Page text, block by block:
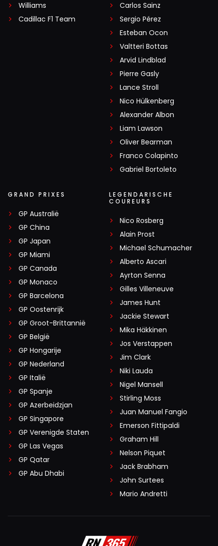
Williams
Cadillac F1 Team
Carlos Sainz
Sergio Pérez
Esteban Ocon
Valtteri Bottas
Arvid Lindblad
Pierre Gasly
Lance Stroll
Nico Hülkenberg
Alexander Albon
Liam Lawson
Oliver Bearman
Franco Colapinto
Gabriel Bortoleto
GRAND PRIXES
GP Australië
GP China
GP Japan
GP Miami
GP Canada
GP Monaco
GP Barcelona
GP Oostenrijk
GP Groot-Brittannië
GP België
GP Hongarije
GP Nederland
GP Italië
GP Spanje
GP Azerbeidzjan
GP Singapore
GP Verenigde Staten
GP Las Vegas
GP Qatar
GP Abu Dhabi
LEGENDARISCHE
COUREURS
Nico Rosberg
Alain Prost
Michael Schumacher
Alberto Ascari
Ayrton Senna
Gilles Villeneuve
James Hunt
Jackie Stewart
Mika Häkkinen
Jos Verstappen
Jim Clark
Niki Lauda
Nigel Mansell
Stirling Moss
Juan Manuel Fangio
Emerson Fittipaldi
Graham Hill
Nelson Piquet
Jack Brabham
John Surtees
Mario Andretti